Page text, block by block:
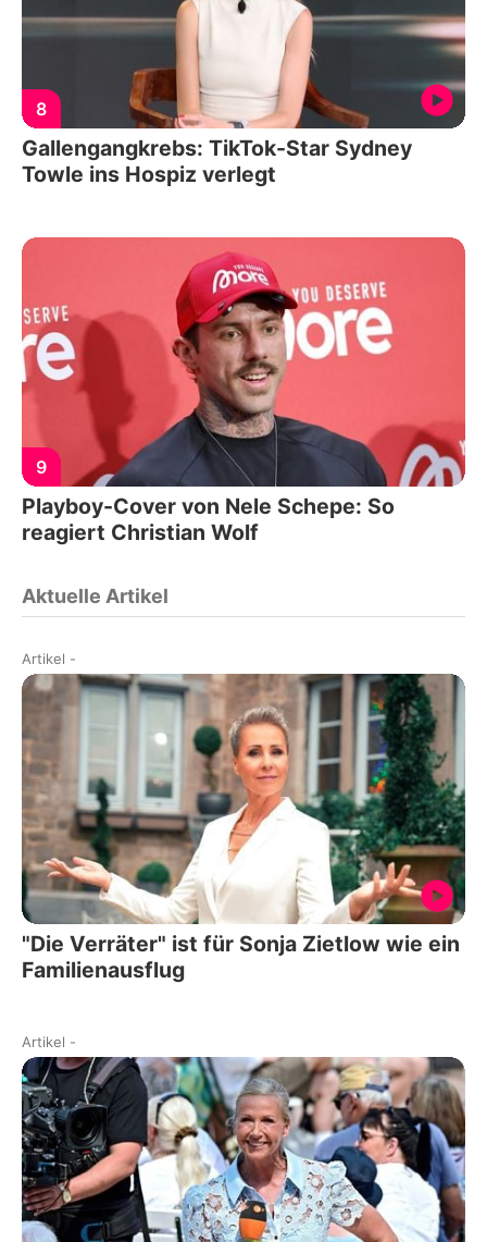
8
Gallengangkrebs: TikTok-Star Sydney
Towle ins Hospiz verlegt
9
Playboy-Cover von Nele Schepe: So
reagiert Christian Wolf
Aktuelle Artikel
Artikel -
"Die Verräter" ist für Sonja Zietlow wie ein
Familienausflug
Artikel -